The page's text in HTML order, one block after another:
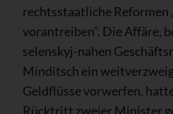
rechtsstaatliche Reformen
vorantreiben“. Die Affäre,
selenskyj-nahen
Minditsch ein
Geldflüsse vorwerfen,
Rücktritt zweier Minister